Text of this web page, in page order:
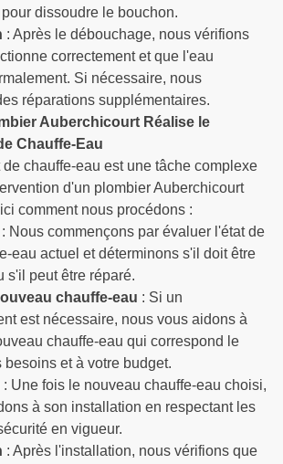
dissoudre le bouchon.
: Après le débouchage, nous vérifions
correctement et que l'eau
Si nécessaire, nous
réparations supplémentaires.
Auberchicourt Réalise le
Chauffe-Eau
de chauffe-eau est une tâche complexe
d'un plombier Auberchicourt
comment nous procédons :
: Nous commençons par évaluer l'état de
eau actuel et déterminons s'il doit être
s'il peut être réparé.
chauffe-eau : Si un
est nécessaire, nous vous aidons à
chauffe-eau qui correspond le
besoins et à votre budget.
: Une fois le nouveau chauffe-eau choisi,
à son installation en respectant les
en vigueur.
: Après l'installation, nous vérifions que